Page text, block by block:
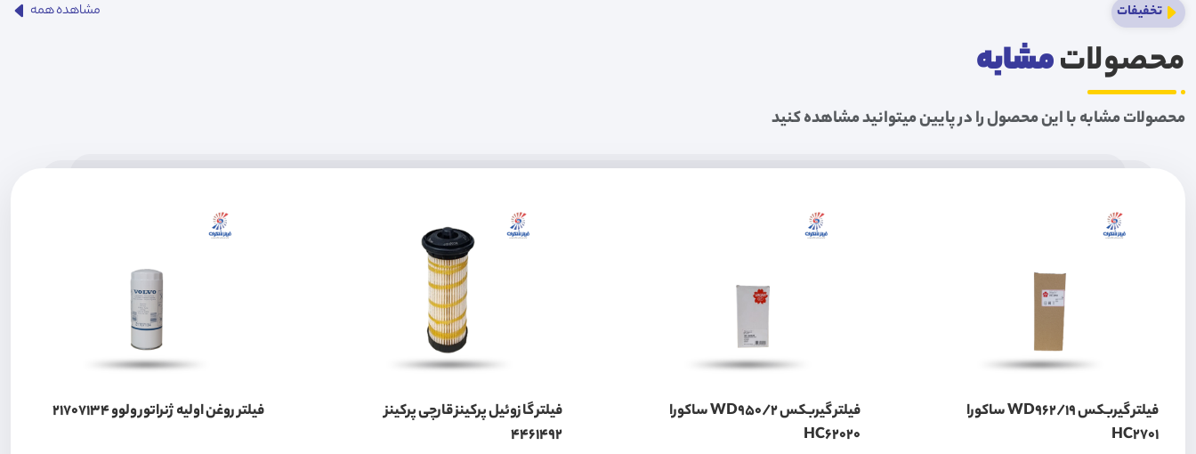
تخفیفات
محصولاتمشابه
محصولات مشابه با این محصول را در پایین میتوانید مشاهده کنید
مشاهده همه
فیلتر گیربکس WD962/19 ساکورا
HC2701
فیلتر گیربکس WD950/2 ساکورا
HC62020
فیلتر گازوئیل پرکینز قارچی پرکینز
4461492
فیلتر روغن اولیه ژنراتور ولوو 21707134